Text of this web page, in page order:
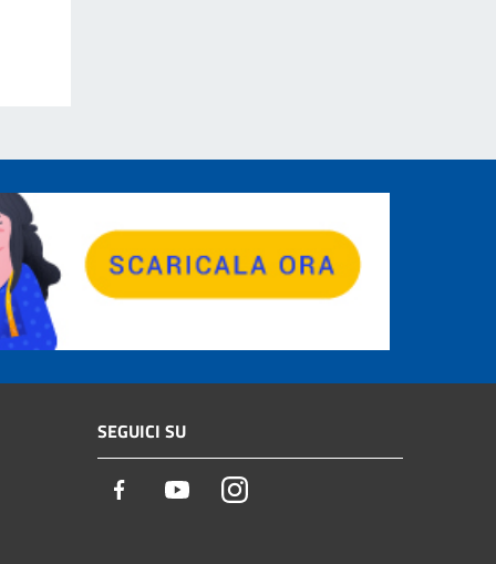
SEGUICI SU
Facebook YoutubeInstagram